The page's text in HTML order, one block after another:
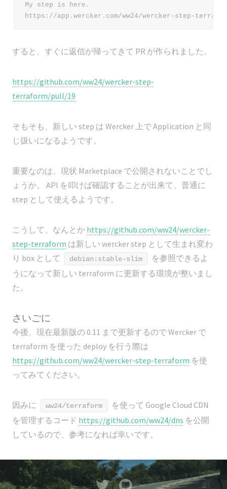
My step is here.
すると、すぐに返信が帰ってきて PR が作られました。
https://github.com/ww24/wercker-step-
terraform/pull/19
そもそも、新しい step は Wercker 上で Application と同
じ扱いになるようです。
重要なのは、現状 Marketplace で公開されないことでし
ょうか。 API を叩けば確認することが出来て、普通に
step として使えるようです。
こうして、なんとか https://github.com/ww24/wercker-
step-terraform は新しい wercker step として生まれ変わ
り box として
debian:stable-slim
を参照できるよ
うになって新しい terraform に更新する環境が整いまし
た。
さいごに
今後、現在最新版の 0.11 まで更新するので Wercker で
terraform を使った deploy を行う際は
https://github.com/ww24/wercker-step-terraform を使
ってみてください。
因みに ww24/terraform
を使って Google Cloud CDN
を管理するコード https://github.com/ww24/dns を公開
しているので、参考になれば幸いです。